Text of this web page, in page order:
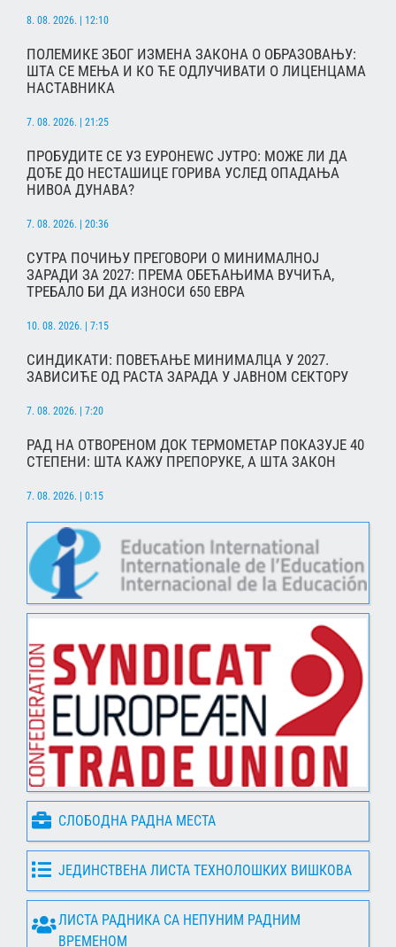
8. 08. 2026. | 12:10
ПОЛЕМИКЕ ЗБОГ ИЗМЕНА ЗАКОНА О ОБРАЗОВАЊУ:
ШТА СЕ МЕЊА И КО ЋЕ ОДЛУЧИВАТИ О ЛИЦЕНЦАМА
НАСТАВНИКА
7. 08. 2026. | 21:25
ПРОБУДИТЕ СЕ УЗ ЕУРОНЕWС ЈУТРО: МОЖЕ ЛИ ДА
ДОЂЕ ДО НЕСТАШИЦЕ ГОРИВА УСЛЕД ОПАДАЊА
НИВОА ДУНАВА?
7. 08. 2026. | 20:36
СУТРА ПОЧИЊУ ПРЕГОВОРИ О МИНИМАЛНОЈ
ЗАРАДИ ЗА 2027: ПРЕМА ОБЕЋАЊИМА ВУЧИЋА,
ТРЕБАЛО БИ ДА ИЗНОСИ 650 ЕВРА
10. 08. 2026. | 7:15
СИНДИКАТИ: ПОВЕЋАЊЕ МИНИМАЛЦА У 2027.
ЗАВИСИЋЕ ОД РАСТА ЗАРАДА У ЈАВНОМ СЕКТОРУ
7. 08. 2026. | 7:20
РАД НА ОТВОРЕНОМ ДОК ТЕРМОМЕТАР ПОКАЗУЈЕ 40
СТЕПЕНИ: ШТА КАЖУ ПРЕПОРУКЕ, А ШТА ЗАКОН
7. 08. 2026. | 0:15
СЛОБОДНА РАДНА МЕСТА
ЈЕДИНСТВЕНА ЛИСТА ТЕХНОЛОШКИХ ВИШКОВА
ЛИСТА РАДНИКА СА НЕПУНИМ РАДНИМ
ВРЕМЕНОМ